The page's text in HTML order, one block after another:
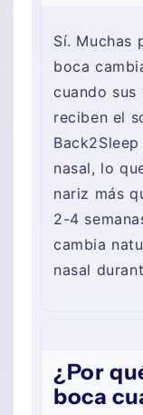
Sí. Muchas
boca
cuando sus
reciben el
nasal, lo
nariz más
2-4
cambia
nasal
¿Por
boca